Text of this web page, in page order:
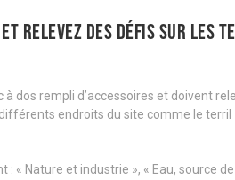
RELEVEZ DES DÉFIS SUR LES
à dos rempli d’accessoires et doivent
endroits du site comme le terril
: « Nature et industrie », « Eau, source